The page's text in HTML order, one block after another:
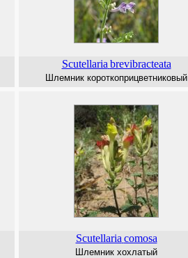
Scutellaria brevibracteata
Шлемник короткоприцветниковый
Scutellaria comosa
Шлемник хохлатый